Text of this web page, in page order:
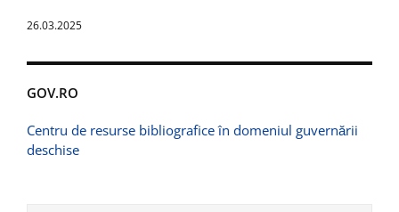
GOV.RO
Centru de resurse bibliografice în domeniul guvernării
deschise
26.03.2025